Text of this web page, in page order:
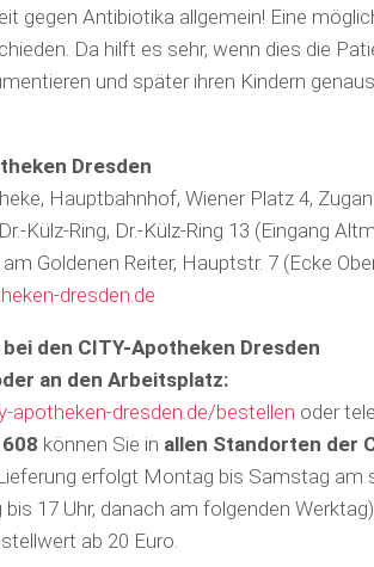
gegen Antibiotika allgemein! Eine
Da hilft es sehr, wenn dies die
und später ihren Kindern
Dresden
Hauptbahnhof, Wiener Platz 4,
Külz-Ring, Dr.-Külz-Ring 13 (Eingang
Goldenen Reiter, Hauptstr. 7 (Ecke
dresden.de
den CITY-Apotheken Dresden
an den Arbeitsplatz:
apotheken-dresden.de/bestellen oder
können Sie in allen Standorten der
erfolgt Montag bis Samstag am
bis 17 Uhr, danach am folgenden
ab 20 Euro.